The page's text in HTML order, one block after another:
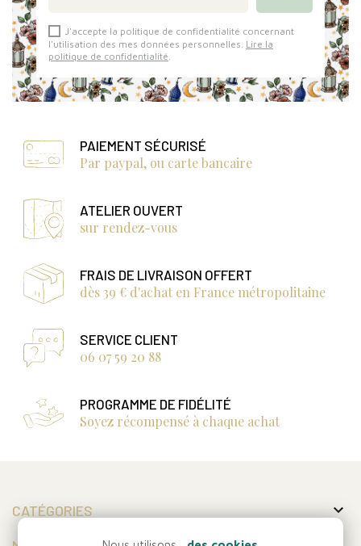
J'accepte la politique de confidentialité concernant
l'utilisation des mes données personnelles. Lire la
politique de confidentialité.
PAIEMENT SÉCURISÉ
Par paypal, ou carte bancaire
ATELIER OUVERT
sur rendez-vous
FRAIS DE LIVRAISON OFFERT
dès 39 € d'achat en France métropolitaine
SERVICE CLIENT
06 07 59 20 88
PROGRAMME DE FIDÉLITÉ
Soyez récompensé à chaque achat
CATÉGORIES 